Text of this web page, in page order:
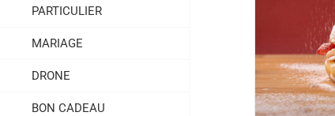
PARTICULIER
MARIAGE
DRONE
BON CADEAU
Montpellier et Sète : le Donut’s
Communication & Publicité